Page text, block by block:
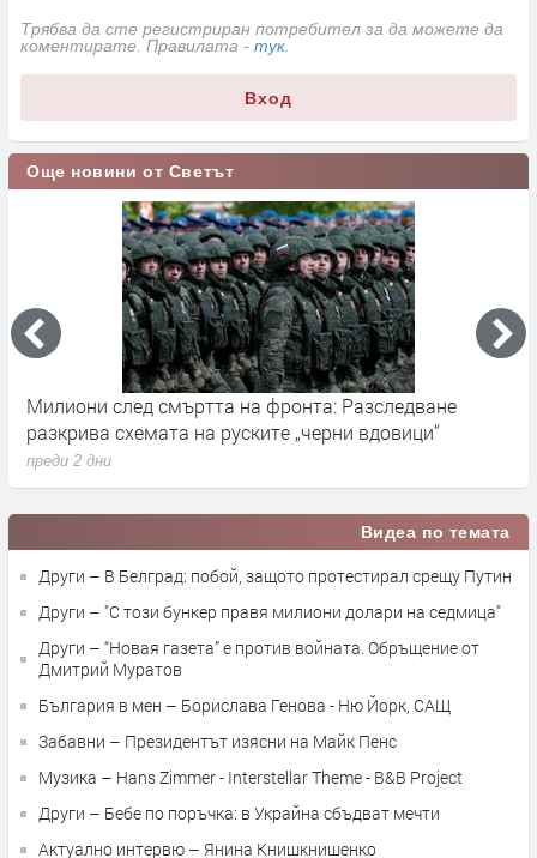
Трябва да сте регистриран потребител за да можете да
коментирате. Правилата - тук
Вход
Още новини от Светът
Милиони след смъртта на фронта: Разследване
разкрива схемата на руските „черни вдовици“
преди 2 дни
Видеа по темата
Други – В Белград: побой, защото протестирал срещу Путин
Други – "С този бункер правя милиони долари на седмица"
Други – “Новая газета” е против войната. Обръщение от
Дмитрий Муратов
България в мен – Борислава Генова - Ню Йорк, САЩ
Забавни – Президентът изясни на Майк Пенс
Музика – Hans Zimmer - Interstellar Theme - B&B Project
Други – Бебе по поръчка: в Украйна сбъдват мечти
Актуално интервю – Янина Книшкнишенко